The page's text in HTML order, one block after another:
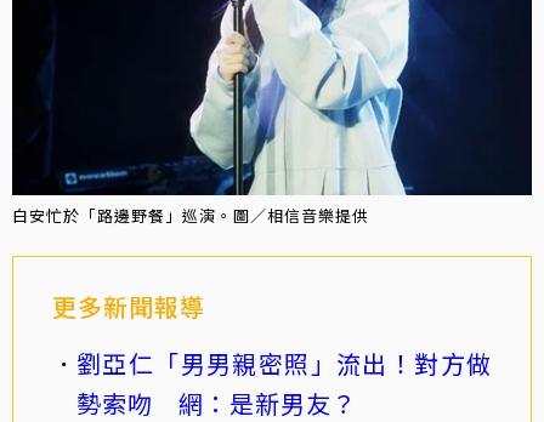
白安忙於「路邊野餐」巡演。圖／相信音樂提供
更多新聞報導
劉亞仁「男男親密照」流出！對方做
勢索吻 網：是新男友？